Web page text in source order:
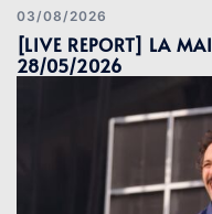
03/08/2026
[LIVE REPORT] LA
28/05/2026